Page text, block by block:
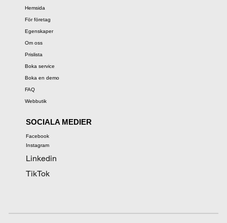
Hemsida
För företag
Egenskaper
Om oss
Prislista
Boka service
Boka en demo
FAQ
Webbutik
SOCIALA MEDIER
Facebook
Instagram
Linkedin
TikTok